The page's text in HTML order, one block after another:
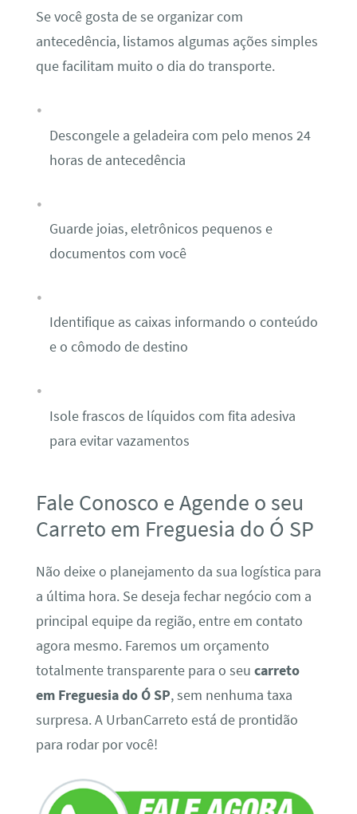
Se você gosta de se organizar com
antecedência, listamos algumas ações simples
que facilitam muito o dia do transporte.
Descongele a geladeira com pelo menos 24
horas de antecedência
Guarde joias, eletrônicos pequenos e
documentos com você
Identifique as caixas informando o conteúdo
e o cômodo de destino
Isole frascos de líquidos com fita adesiva
para evitar vazamentos
Fale Conosco e Agende o seu
Carreto em Freguesia do Ó SP
Não deixe o planejamento da sua logística para
a última hora. Se deseja fechar negócio com a
principal equipe da região, entre em contato
agora mesmo. Faremos um orçamento
totalmente transparente para o seu carreto
em Freguesia do Ó SP, sem nenhuma taxa
surpresa. A UrbanCarreto está de prontidão
para rodar por você!